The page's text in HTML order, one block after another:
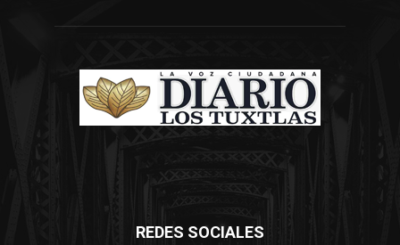
REDES SOCIALES